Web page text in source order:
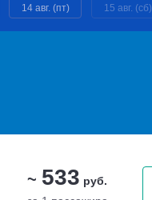
14 авг. (пт)
15 авг. (сб)
~ 533 руб.